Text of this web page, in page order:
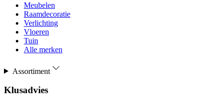
Meubelen
Raamdecoratie
Verlichting
Vloeren
Tuin
Alle merken
Assortiment
Klusadvies